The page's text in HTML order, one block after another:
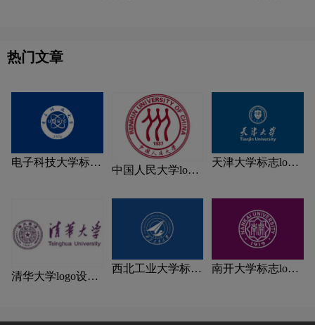
热门文章
电子科技大学标志
中国人民大学logo
天津大学标志logo
清华大学logo设计
西北工业大学标志
南开大学标志logo